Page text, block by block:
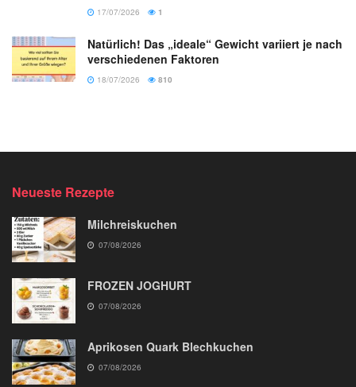
17/07/2026 1
Natürlich! Das „ideale“ Gewicht variiert je nach
verschiedenen Faktoren
18/07/2026 810
Neueste Rezepte
Milchreiskuchen
07/08/2026
FROZEN JOGHURT
07/08/2026
Aprikosen Quark Blechkuchen
07/08/2026